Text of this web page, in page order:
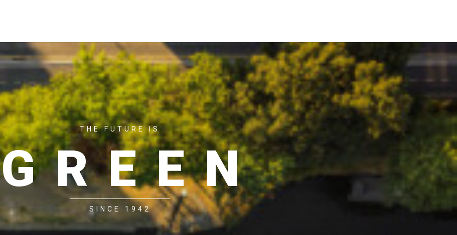
THE FUTURE IS
GREEN
SINCE 1942